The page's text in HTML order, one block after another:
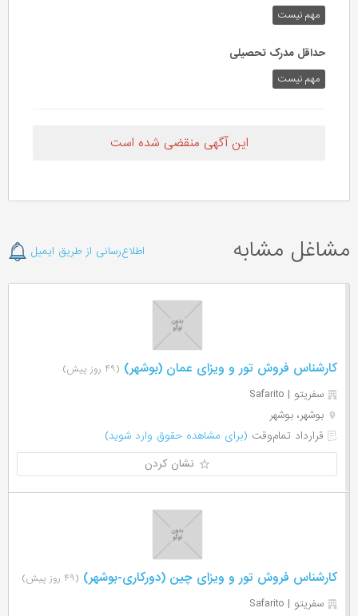
مهم‌ نیست
حداقل مدرک تحصیلی
مهم نیست
این آگهی منقضی شده است
مشاغل مشابه اطلاع‌رسانی از طریق ایمیل
کارشناس فروش تور و ویزای عمان (بوشهر) (۴۹ روز پیش)
سفریتو | Safarito
بوشهر، بوشهر
قرارداد تمام‌وقت (برای مشاهده حقوق وارد شوید)
نشان کردن
کارشناس فروش تور و ویزای چین (دورکاری-بوشهر) (۴۹ روز پیش)
سفریتو | Safarito